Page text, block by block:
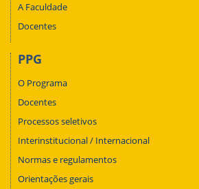
A Faculdade
Docentes
PPG
O Programa
Docentes
Processos seletivos
Interinstitucional / Internacional
Normas e regulamentos
Orientações gerais